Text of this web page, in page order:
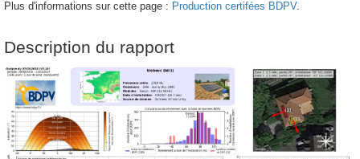
Plus d'informations sur cette page : Production certifées BDPV.
Description du rapport